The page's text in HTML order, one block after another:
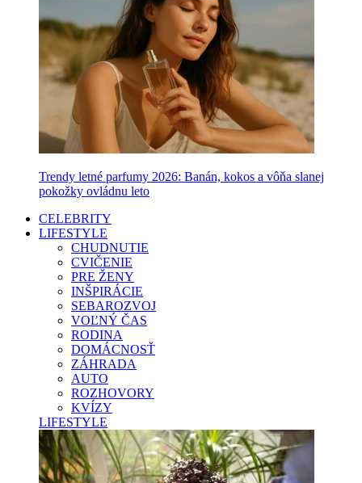
Trendy letné parfumy 2026: Banán, kokos a vôňa slanej
pokožky ovládnu leto
CELEBRITY
LIFESTYLE
CHUDNUTIE
CVIČENIE
PRE ŽENY
INŠPIRÁCIE
SEBAROZVOJ
VOĽNÝ ČAS
RODINA
DOMÁCNOSŤ
ZÁHRADA
AUTO
ROZHOVORY
KVÍZY
LIFESTYLE